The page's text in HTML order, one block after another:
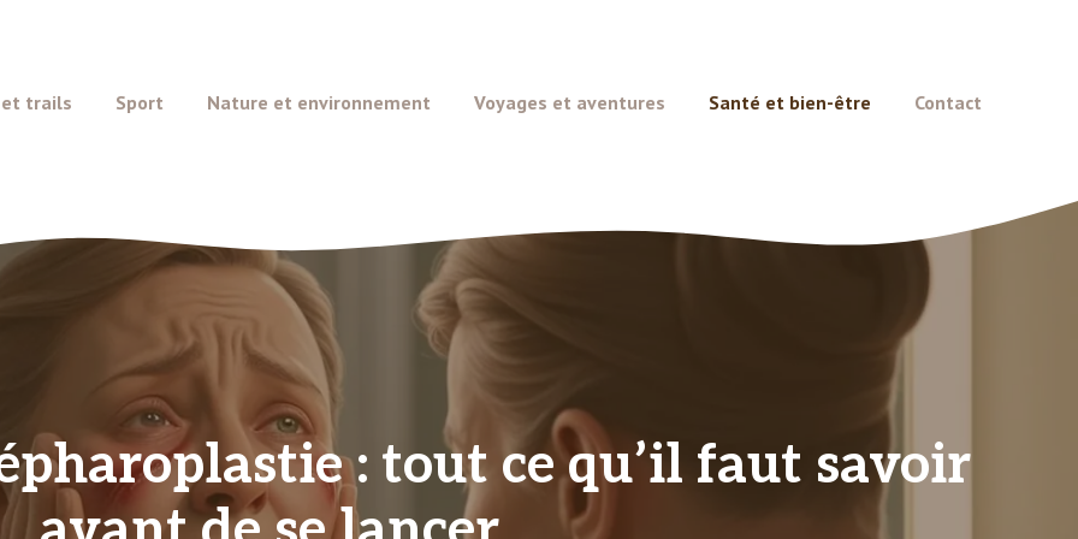
et trails Sport Nature et environnement Voyages et aventures Santé et bien-être Contact
: tout ce qu’il faut savoir